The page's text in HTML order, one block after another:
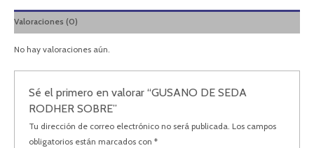
Valoraciones (0)
No hay valoraciones aún.
Sé el primero en valorar “GUSANO DE SEDA
RODHER SOBRE”
Tu dirección de correo electrónico no será publicada. Los campos
obligatorios están marcados con*